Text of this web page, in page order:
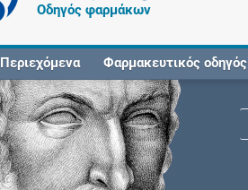
Οδηγός φαρμάκων
Περιεχόμενα Φαρμακευτικός οδηγός